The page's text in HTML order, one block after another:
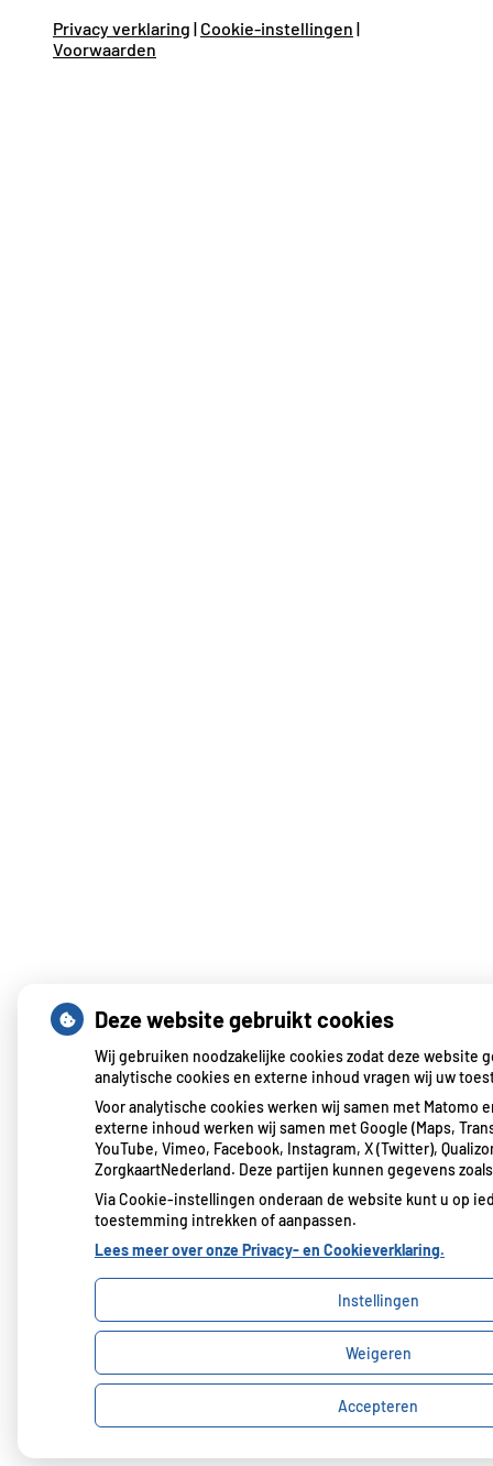
facebook
Privacy verklaring | Cookie-instellingen |
Voorwaarden
Deze website gebruikt cookies
Wij gebruiken noodzakelijke cookies zodat deze website
analytische cookies en externe inhoud vragen wij uw
Voor analytische cookies werken wij samen met Matomo
externe inhoud werken wij samen met Google (Maps,
YouTube, Vimeo, Facebook, Instagram, X (Twitter),
ZorgkaartNederland. Deze partijen kunnen gegevens
Via Cookie-instellingen onderaan de website kunt u op
toestemming intrekken of aanpassen.
Lees meer over onze Privacy- en Cookieverklaring.
Instellingen
Weigeren
Accepteren